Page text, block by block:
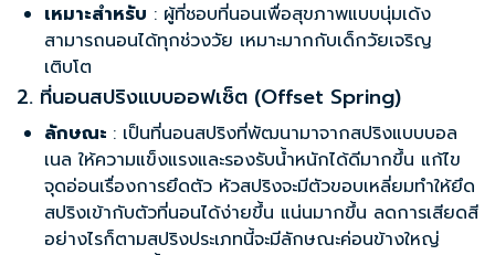
เหมาะสำหรับ : ผู้ที่ชอบที่นอนเพื่อสุขภาพแบบนุ่มเด้ง
สามารถนอนได้ทุกช่วงวัย เหมาะมากกับเด็กวัยเจริญ
เติบโต
2. ที่นอนสปริงแบบออฟเซ็ต (Offset Spring)
ลักษณะ : เป็นที่นอนสปริงที่พัฒนามาจากสปริงแบบบอล
เนล ให้ความแข็งแรงและรองรับน้ำหนักได้ดีมากขึ้น แก้ไข
จุดอ่อนเรื่องการยึดตัว หัวสปริงจะมีตัวขอบเหลี่ยมทำให้ยึด
สปริงเข้ากับตัวที่นอนได้ง่ายขึ้น แน่นมากขึ้น ลดการเสียดสี
อย่างไรก็ตามสปริงประเภทนี้จะมีลักษณะค่อนข้างใหญ่